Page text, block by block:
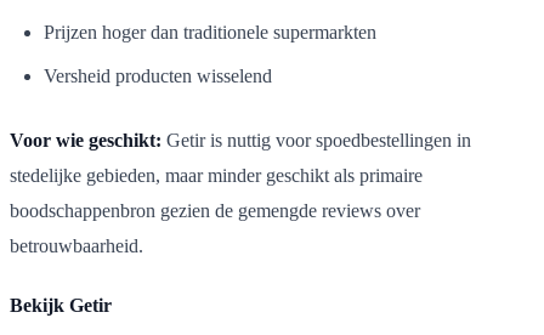
Prijzen hoger dan traditionele supermarkten
Versheid producten wisselend
Voor wie geschikt: Getir is nuttig voor spoedbestellingen in
stedelijke gebieden, maar minder geschikt als primaire
boodschappenbron gezien de gemengde reviews over
betrouwbaarheid.
Bekijk Getir